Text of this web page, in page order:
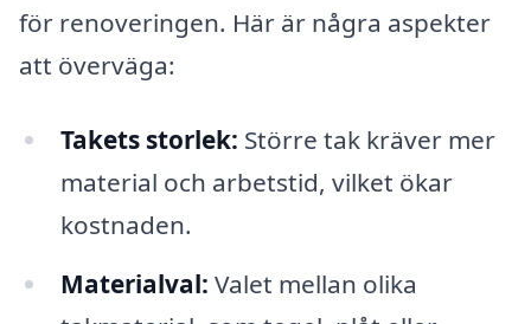
för renoveringen. Här är några aspekter
att överväga:
Takets storlek: Större tak kräver mer
material och arbetstid, vilket ökar
kostnaden.
Materialval: Valet mellan olika